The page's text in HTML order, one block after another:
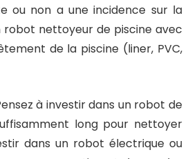
ou non a une incidence sur la
nettoyeur de piscine avec
de la piscine (liner, PVC,
à investir dans un robot de
long pour nettoyer
dans un robot électrique ou